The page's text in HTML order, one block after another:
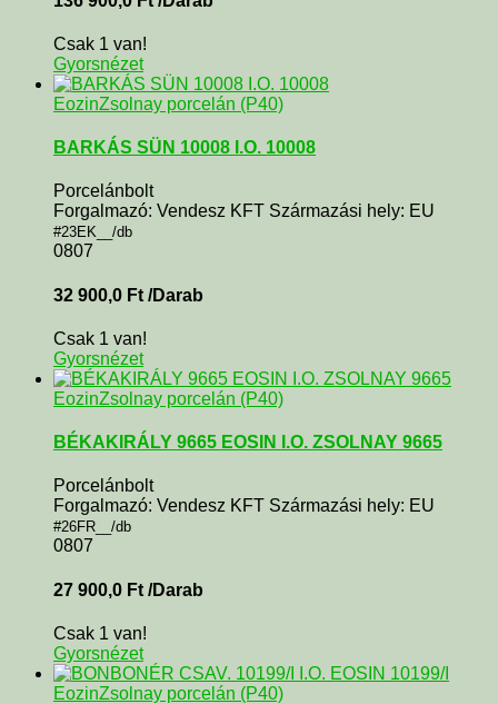
Csak 1 van!
Gyorsnézet
EozinZsolnay porcelán (P40)
BARKÁS SÜN 10008 I.O. 10008
Porcelánbolt
Forgalmazó: Vendesz KFT Származási hely: EU
#23EK__/db
0807
32 900,0 Ft /Darab
Csak 1 van!
Gyorsnézet
EozinZsolnay porcelán (P40)
BÉKAKIRÁLY 9665 EOSIN I.O. ZSOLNAY 9665
Porcelánbolt
Forgalmazó: Vendesz KFT Származási hely: EU
#26FR__/db
0807
27 900,0 Ft /Darab
Csak 1 van!
Gyorsnézet
EozinZsolnay porcelán (P40)